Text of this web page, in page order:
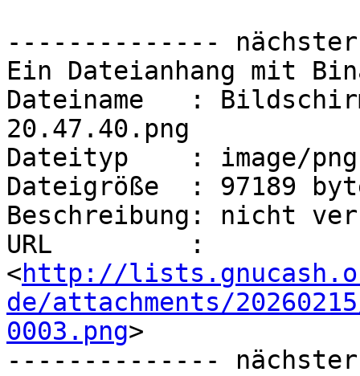
--------------
Ein Dateianhang mit
Dateiname   :
20.47.40.png
Dateityp    : image/png
Dateigröße  : 97189
Beschreibung: nicht
URL         :
<http://
de/attachments/
0003.png>
--------------